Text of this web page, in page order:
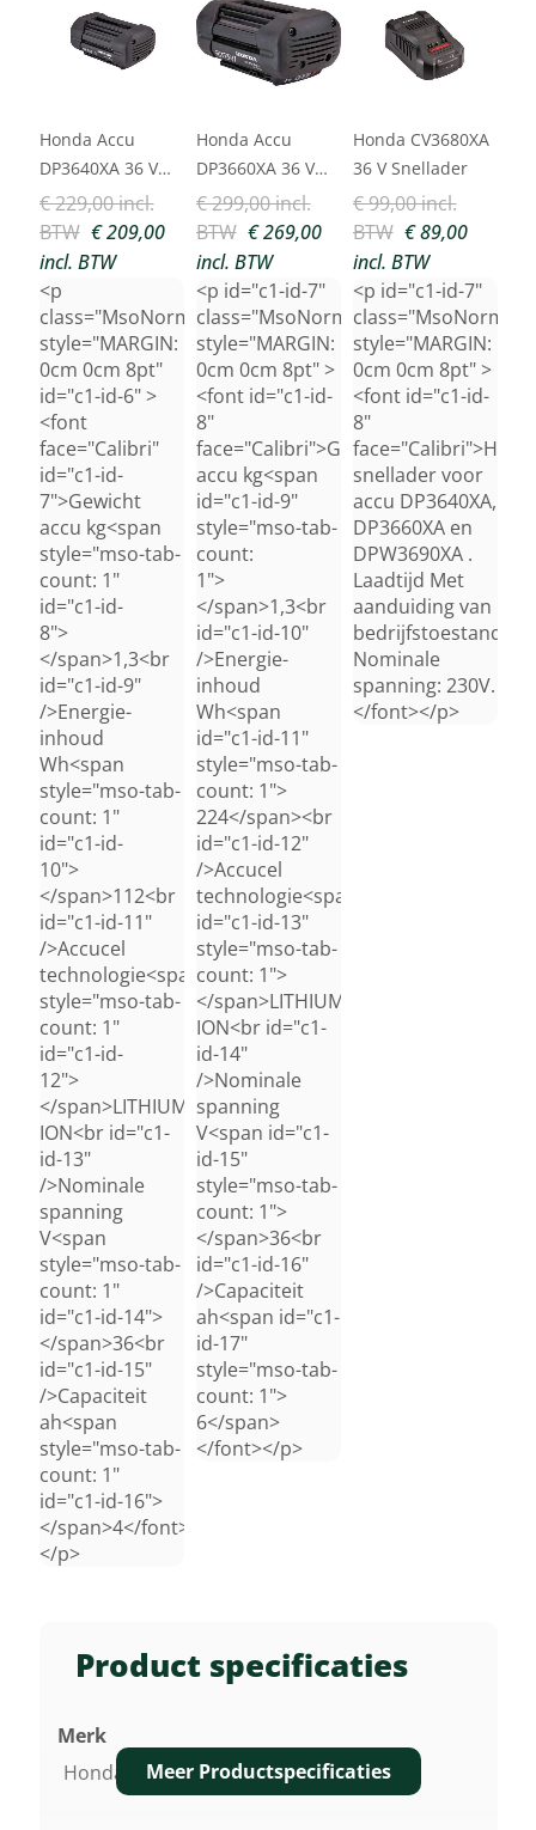
Product specificaties
Merk
Honda
Meer Productspecificaties
Honda Accu
DP3640XA 36 V
4.0 Ah
€ 229,00 incl.
BTW € 209,00
incl. BTW
<p
class="MsoNormal"
style="MARGIN:
0cm 0cm 8pt"
id="c1-id-6" >
<font
face="Calibri"
id="c1-id-
7">Gewicht
accu kg<span
style="mso-tab-
count: 1"
id="c1-id-
8">
</span>1,3<br
id="c1-id-9"
/>Energie-
inhoud
Wh<span
style="mso-tab-
count: 1"
id="c1-id-
10">
</span>112<br
id="c1-id-11"
/>Accucel
technologie<span
style="mso-tab-
count: 1"
id="c1-id-
12">
</span>LITHIUM-
ION<br id="c1-
id-13"
/>Nominale
spanning
V<span
style="mso-tab-
count: 1"
id="c1-id-14">
</span>36<br
id="c1-id-15"
/>Capaciteit
ah<span
style="mso-tab-
count: 1"
id="c1-id-16">
</span>4</font>
</p>
Honda Accu
DP3660XA 36 V
6.0 Ah
€ 299,00 incl.
BTW € 269,00
incl. BTW
<p id="c1-id-7"
class="MsoNormal"
style="MARGIN:
0cm 0cm 8pt" >
<font id="c1-id-
8"
face="Calibri">Gewicht
accu kg<span
id="c1-id-9"
style="mso-tab-
count:
1">
</span>1,3<br
id="c1-id-10"
/>Energie-
inhoud
Wh<span
id="c1-id-11"
style="mso-tab-
count: 1">
224</span><br
id="c1-id-12"
/>Accucel
technologie<span
id="c1-id-13"
style="mso-tab-
count: 1">
</span>LITHIUM-
ION<br id="c1-
id-14"
/>Nominale
spanning
V<span id="c1-
id-15"
style="mso-tab-
count: 1">
</span>36<br
id="c1-id-16"
/>Capaciteit
ah<span id="c1-
id-17"
style="mso-tab-
count: 1">
6</span>
</font></p>
Honda CV3680XA
36 V Snellader
€ 99,00 incl.
BTW € 89,00
incl. BTW
<p id="c1-id-7"
class="MsoNormal"
style="MARGIN:
0cm 0cm 8pt" >
<font id="c1-id-
8"
snellader voor
accu DP3640XA,
DP3660XA en
DPW3690XA .
Laadtijd Met
aanduiding van
bedrijfstoestand.
Nominale
spanning: 230V.
</font></p>